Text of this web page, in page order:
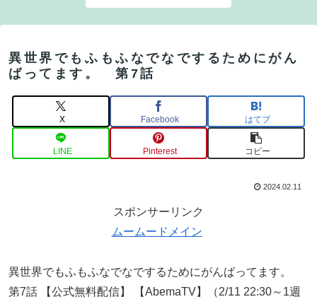
異世界でもふもふなでなでするためにがん
ばってます。 第7話
X Facebook はてブ
LINE Pinterest コピー
2024.02.11
スポンサーリンク
ムームードメイン
異世界でもふもふなでなでするためにがんばってます。
第7話 【公式無料配信】 【AbemaTV】（2/11 22:30～1週